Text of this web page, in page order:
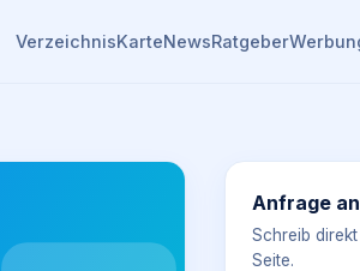
VerzeichnisKarteNewsRatgeber
Anfrage an
Schreib
Seite.